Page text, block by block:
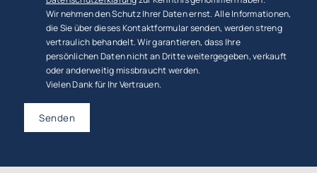
Wir nehmen den Schutz Ihrer Daten ernst. Alle Informationen,
die Sie über dieses Kontaktformular senden, werden streng
vertraulich behandelt. Wir garantieren, dass Ihre
persönlichen Daten nicht an Dritte weitergegeben, verkauft
oder anderweitig missbraucht werden.
Vielen Dank für Ihr Vertrauen.
Senden